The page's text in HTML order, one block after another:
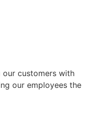
customers with
our employees the